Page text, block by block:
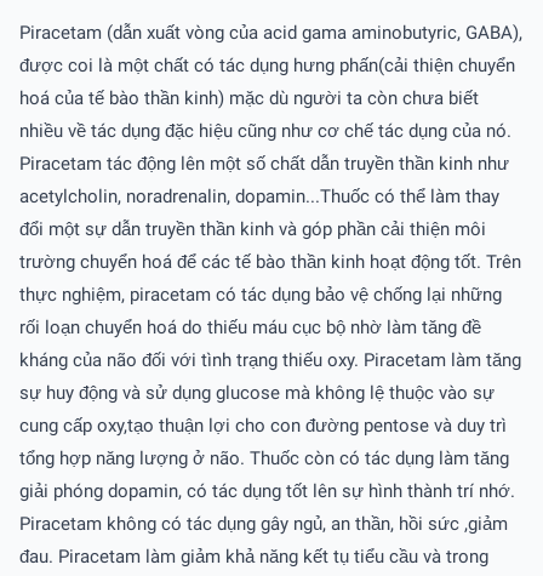
Piracetam (dẫn xuất vòng của acid gama aminobutyric, GABA),
được coi là một chất có tác dụng hưng phấn(cải thiện chuyển
hoá của tế bào thần kinh) mặc dù người ta còn chưa biết
nhiều về tác dụng đặc hiệu cũng như cơ chế tác dụng của nó.
Piracetam tác động lên một số chất dẫn truyền thần kinh như
acetylcholin, noradrenalin, dopamin...Thuốc có thể làm thay
đổi một sự dẫn truyền thần kinh và góp phần cải thiện môi
trường chuyển hoá để các tế bào thần kinh hoạt động tốt. Trên
thực nghiệm, piracetam có tác dụng bảo vệ chống lại những
rối loạn chuyển hoá do thiếu máu cục bộ nhờ làm tăng đề
kháng của não đối với tình trạng thiếu oxy. Piracetam làm tăng
sự huy động và sử dụng glucose mà không lệ thuộc vào sự
cung cấp oxy,tạo thuận lợi cho con đường pentose và duy trì
tổng hợp năng lượng ở não. Thuốc còn có tác dụng làm tăng
giải phóng dopamin, có tác dụng tốt lên sự hình thành trí nhớ.
Piracetam không có tác dụng gây ngủ, an thần, hồi sức ,giảm
đau. Piracetam làm giảm khả năng kết tụ tiểu cầu và trong